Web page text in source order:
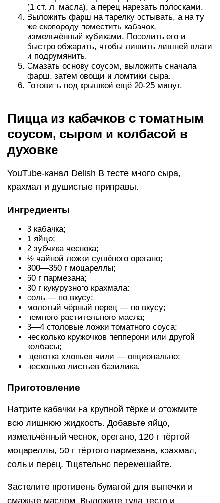
(1 ст. л. масла), а перец нарезать полосками.
Выложить фарш на тарелку остывать, а на ту
же сковороду поместить кабачок,
измельчённый кубиками. Посолить его и
быстро обжарить, чтобы лишить лишней влаги
и подрумянить.
Смазать основу соусом, выложить сначала
фарш, затем овощи и ломтики сыра.
Готовить под крышкой ещё 20-25 минут.
Пицца из кабачков с томатным
соусом, сыром и колбасой в
духовке
YouTube-канал Delish В тесте много сыра,
крахмал и душистые приправы.
Ингредиенты
3 кабачка;
1 яйцо;
2 зубчика чеснока;
½ чайной ложки сушёного орегано;
300—350 г моцареллы;
60 г пармезана;
30 г кукурузного крахмала;
соль — по вкусу;
молотый чёрный перец — по вкусу;
немного растительного масла;
3—4 столовые ложки томатного соуса;
несколько кружочков пепперони или другой
колбасы;
щепотка хлопьев чили — опционально;
несколько листьев базилика.
Приготовление
Натрите кабачки на крупной тёрке и отожмите
всю лишнюю жидкость. Добавьте яйцо,
измельчённый чеснок, орегано, 120 г тёртой
моцареллы, 50 г тёртого пармезана, крахмал,
соль и перец. Тщательно перемешайте.
Застелите противень бумагой для выпечки и
смажьте маслом. Выложите туда тесто и